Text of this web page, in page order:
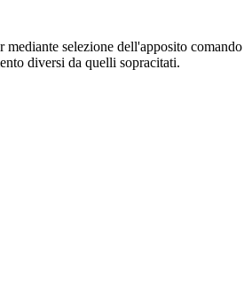
selezione dell'apposito
diversi da quelli sopracitati.